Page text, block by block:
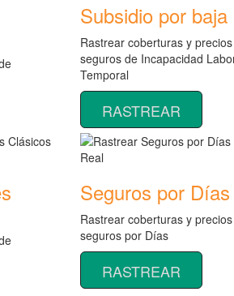
Subsidio por baja
Rastrear coberturas y
seguros de Incapacidad
Temporal
RASTREAR
Seguros por Días
Rastrear coberturas y
seguros por Días
RASTREAR